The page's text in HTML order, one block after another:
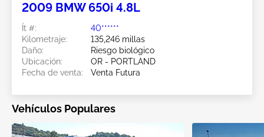
2009 BMW 650i 4.8L
Ít #:
40******
Kilometraje:
135,246 millas
Daño:
Riesgo biológico
Ubicación:
OR - PORTLAND
Fecha de venta:
Venta Futura
Vehículos Populares